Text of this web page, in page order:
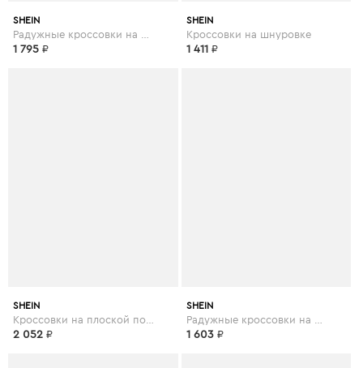
SHEIN
1 795 ₽
SHEIN
Кроссовки на шнуровке
1 411 ₽
SHEIN
2 052 ₽
SHEIN
1 603 ₽